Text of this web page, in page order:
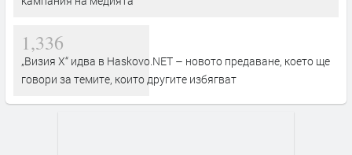
1,336
„Визия Х“ идва в Haskovo.NET – новото предаване, което ще
говори за темите, които другите избягват